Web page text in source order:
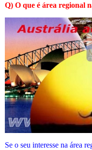
Q) O que é área regional
Se o seu interesse na área